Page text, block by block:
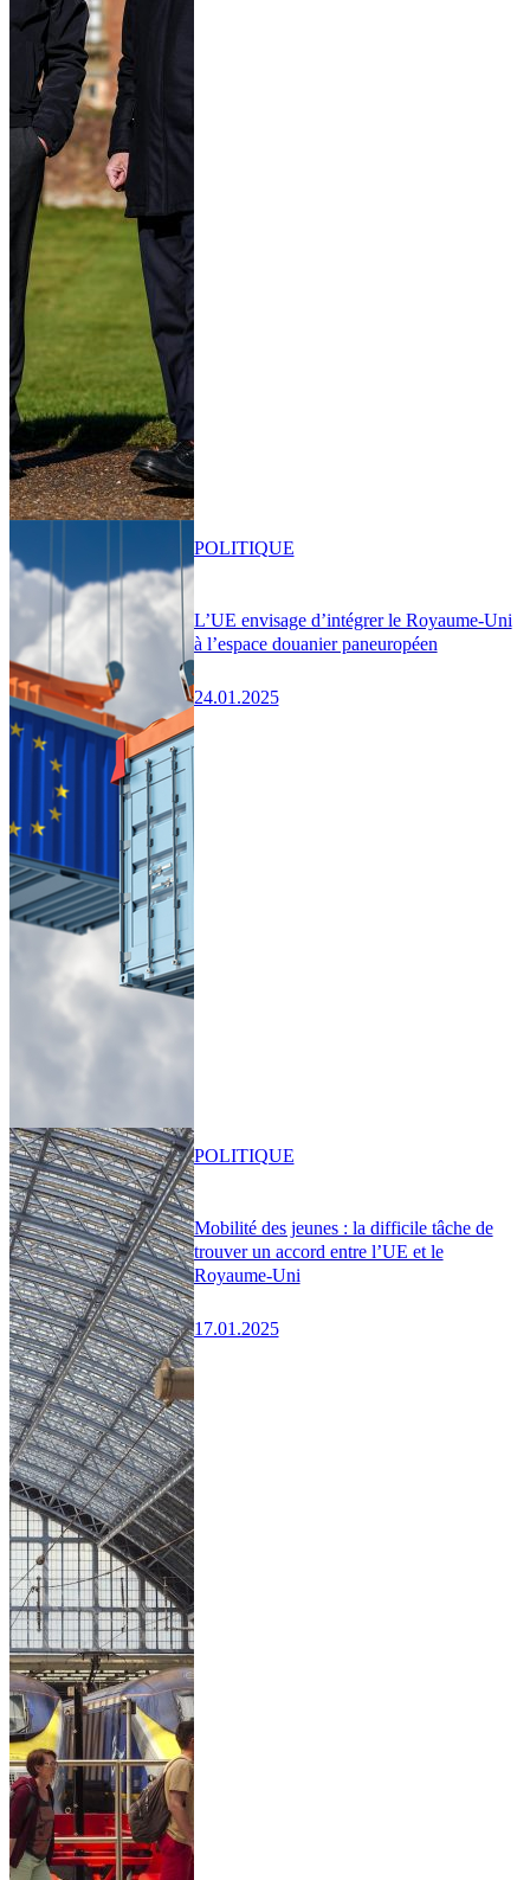
L’UE envisage d’intégrer le Royaume-Uni
à l’espace douanier paneuropéen
24.01.2025
POLITIQUE
Mobilité des jeunes : la difficile tâche de
trouver un accord entre l’UE et le
Royaume-Uni
17.01.2025
POLITIQUE